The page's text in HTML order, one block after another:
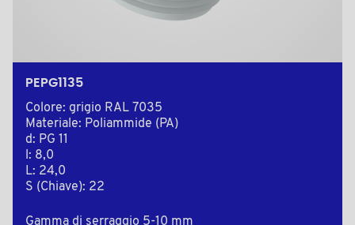
PEPG1135
Colore: grigio RAL 7035
Materiale: Poliammide (PA)
d: PG 11
l: 8,0
L: 24,0
S (Chiave): 22
Gamma di serraggio 5-10 mm